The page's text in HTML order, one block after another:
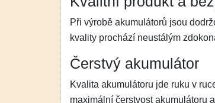
Při výrobě akumulátorů jsou
kvality prochází neustálým
Čerstvý akumulátor
Kvalita akumulátoru jde ruku v
maximální čerstvost akumulátoru